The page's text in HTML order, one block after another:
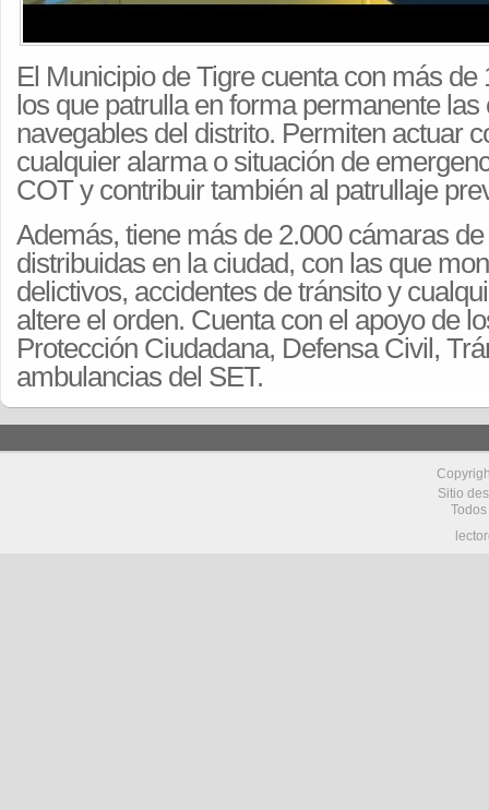
El Municipio de Tigre cuenta con más de
los que patrulla en forma permanente
navegables del distrito. Permiten actuar
cualquier alarma o situación de
COT y contribuir también al patrullaje
Además, tiene más de 2.000 cámaras
distribuidas en la ciudad, con las que
delictivos, accidentes de tránsito y
altere el orden. Cuenta con el apoyo de
Protección Ciudadana, Defensa Civil,
ambulancias del SET.
Sitio